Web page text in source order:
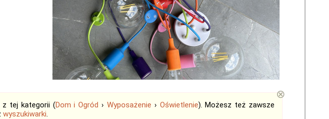
z tej kategorii (Dom i Ogród › Wyposażenie › Oświetlenie). Możesz też zawsze
wyszukiwarki.
⊗